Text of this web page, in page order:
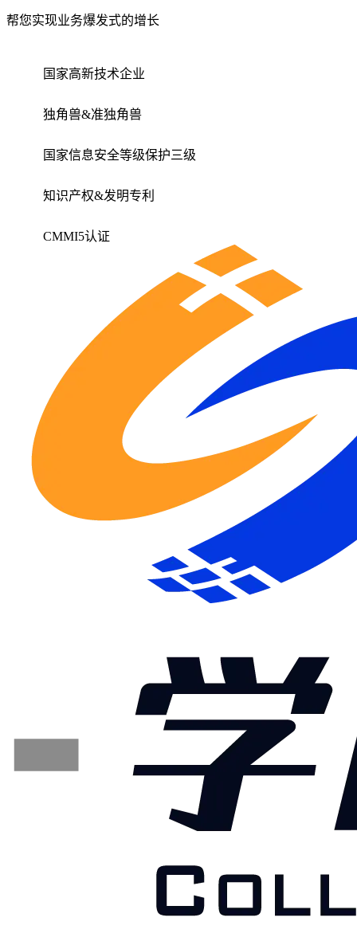
帮您实现业务爆发式的增长
国家高新技术企业
独角兽&准独角兽
国家信息安全等级保护三级
知识产权&发明专利
CMMI5认证